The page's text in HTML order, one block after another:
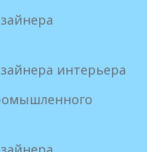
интерьера